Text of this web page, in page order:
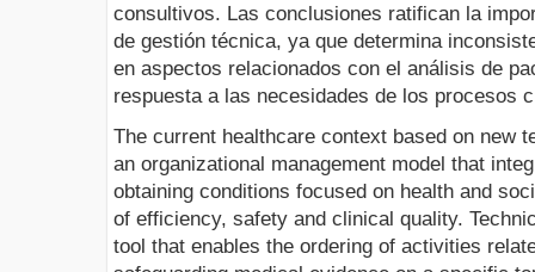
consultivos. Las conclusiones ratifican la
de gestión técnica, ya que determina
en aspectos relacionados con el análisis de
respuesta a las necesidades de los procesos
The current healthcare context based on new
an organizational management model that
obtaining conditions focused on health and
of efficiency, safety and clinical quality.
tool that enables the ordering of activities